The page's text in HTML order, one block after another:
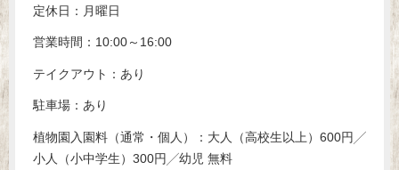
定休日：月曜日
営業時間：10:00～16:00
テイクアウト：あり
駐車場：あり
植物園入園料（通常・個人）：大人（高校生以上）600円╱
小人（小中学生）300円╱幼児 無料